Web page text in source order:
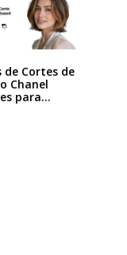
de Cortes de
Chanel
para…